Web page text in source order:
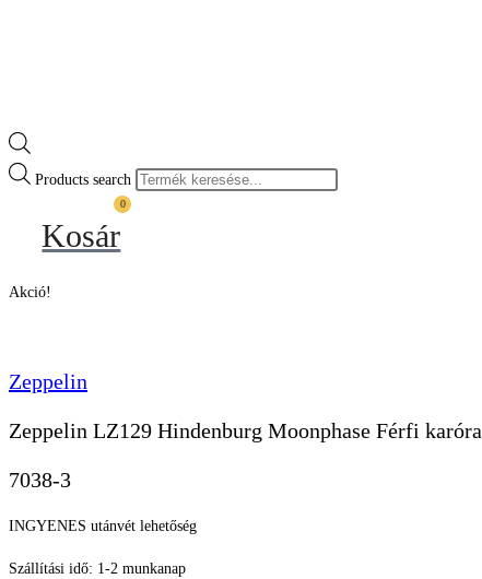
Products search
0
Kosár
Akció!
Zeppelin
Zeppelin LZ129 Hindenburg Moonphase Férfi karóra
7038-3
INGYENES utánvét lehetőség
Szállítási idő: 1-2 munkanap